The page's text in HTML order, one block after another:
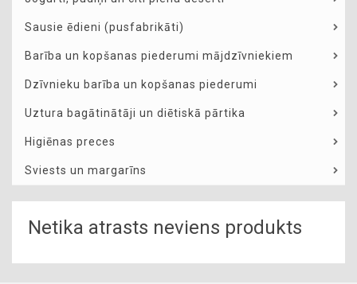
Sausie ēdieni (pusfabrikāti)
Barība un kopšanas piederumi mājdzīvniekiem
Dzīvnieku barība un kopšanas piederumi
Uztura bagātinātāji un diētiskā pārtika
Higiēnas preces
Sviests un margarīns
Netika atrasts neviens produkts